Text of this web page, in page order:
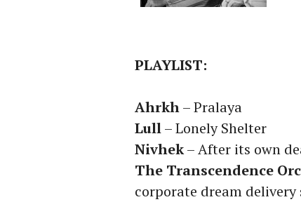
PLAYLIST:
Ahrkh– Pralaya
Lull– Lonely Shelter
Nivhek– After its own
The Transcendence
corporate dream delivery